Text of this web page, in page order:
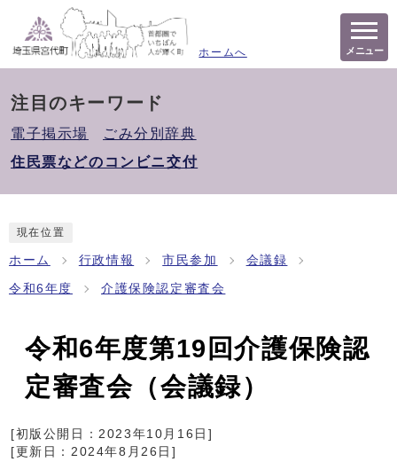
ホームへ メニュー
注目のキーワード
電子掲示場
ごみ分別辞典
住民票などのコンビニ交付
現在位置
ホーム 行政情報 市民参加 会議録
令和6年度 介護保険認定審査会
令和6年度第19回介護保険認
定審査会（会議録）
[初版公開日：2023年10月16日 ]
[更新日： 2024年8月26日 ]